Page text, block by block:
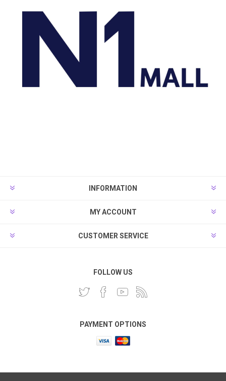
INFORMATION
MY ACCOUNT
CUSTOMER SERVICE
FOLLOW US
PAYMENT OPTIONS